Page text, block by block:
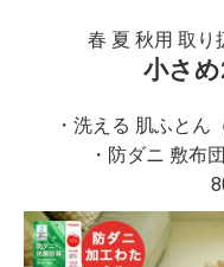
春 夏 秋用 取り
小さ
・洗える 肌ふとん
・防ダニ 敷布